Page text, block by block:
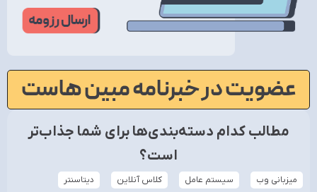
عضویت در خبرنامه مبین هاست
مطالب کدام دسته‌بندی‌ها برای شما جذاب‌تر
است؟
میزبانی وب سیستم عامل کلاس آنلاین دیتاسنتر